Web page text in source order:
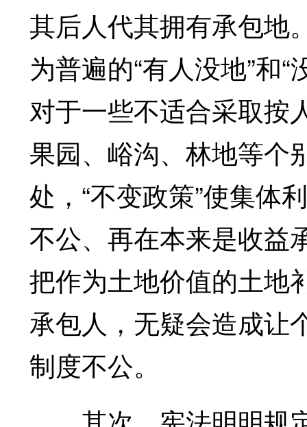
其后人代其拥有承包地
为普遍的“有人没地”和
对于一些不适合采取按
果园、峪沟、林地等个
处，“不变政策”使集体
不公、再在本来是收益
把作为土地价值的土地
承包人，无疑会造成让
制度不公。